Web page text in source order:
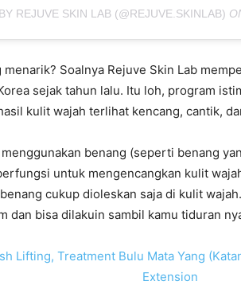
REJUVE SKIN LAB (@REJUVE.SKINLAB)
menarik? Soalnya Rejuve Skin Lab
sejak tahun lalu. Itu loh, program
kulit wajah terlihat kencang, cantik,
benang (seperti benang
untuk mengencangkan kulit
cukup dioleskan saja di kulit
dan bisa dilakuin sambil kamu tiduran
Lifting, Treatment Bulu Mata Yang
Extension